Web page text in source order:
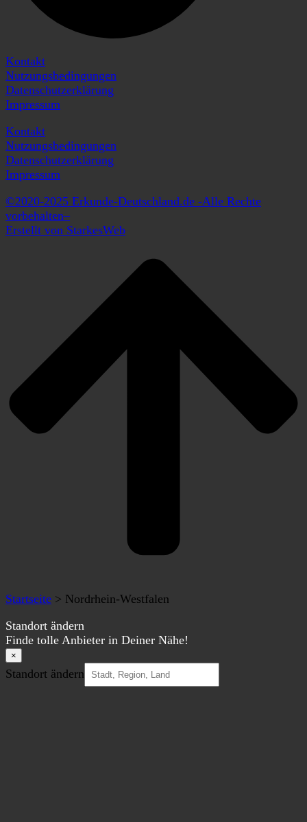
Kontakt
Nutzungsbedingungen
Datenschutzerklärung
Impressum
Kontakt
Nutzungsbedingungen
Datenschutzerklärung
Impressum
©2020-2025 Erkunde-Deutschland.de -Alle Rechte
vorbehalten–
Erstellt von StarkesWeb
Startseite > Nordrhein-Westfalen
Standort ändern
Finde tolle Anbieter in Deiner Nähe!
×
Standort ändern